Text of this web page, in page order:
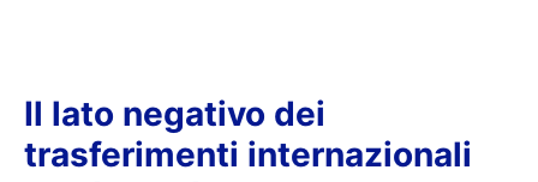
Il lato negativo dei
trasferimenti internazionali